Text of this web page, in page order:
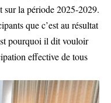
sur la période 2025-2029.
que c’est au résultat
pourquoi il dit vouloir
effective de tous